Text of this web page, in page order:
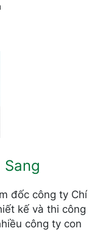
đốc công ty Chí
kế và thi công
công ty con